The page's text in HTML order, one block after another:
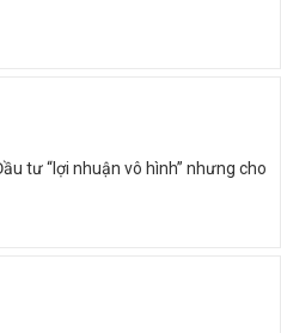
tư “lợi nhuận vô hình” nhưng cho